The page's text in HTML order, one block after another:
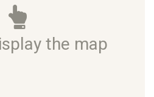
the map